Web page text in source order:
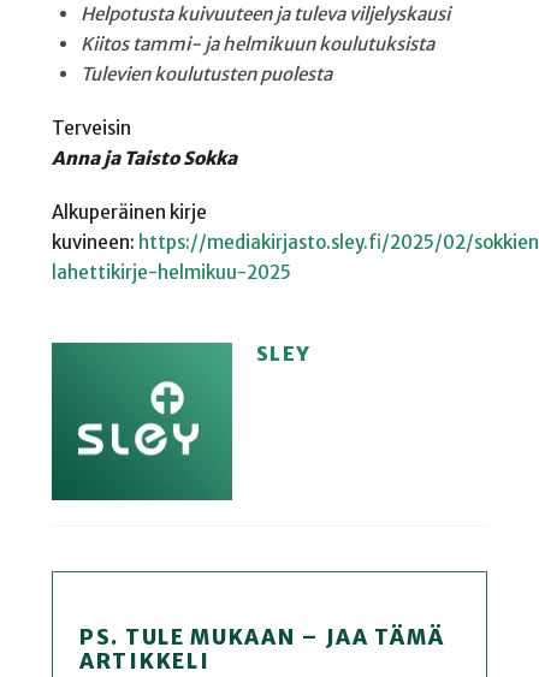
Helpotusta kuivuuteen ja tuleva viljelyskausi
Kiitos tammi- ja helmikuun koulutuksista
Tulevien koulutusten puolesta
Terveisin
Anna ja Taisto Sokka
Alkuperäinen kirje
kuvineen: https://mediakirjasto.sley.fi/2025/02/
lahettikirje-helmikuu-2025
SLEY
PS. TULE MUKAAN – JAA TÄMÄ
ARTIKKELI